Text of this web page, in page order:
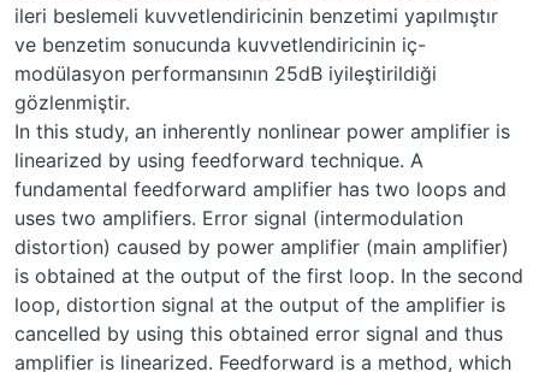
ileri beslemeli kuvvetlendiricinin benzetimi yapılmıştır
ve benzetim sonucunda kuvvetlendiricinin iç-
modülasyon performansının 25dB iyileştirildiği
gözlenmiştir.
In this study, an inherently nonlinear power amplifier is
linearized by using feedforward technique. A
fundamental feedforward amplifier has two loops and
uses two amplifiers. Error signal (intermodulation
distortion) caused by power amplifier (main amplifier)
is obtained at the output of the first loop. In the second
loop, distortion signal at the output of the amplifier is
cancelled by using this obtained error signal and thus
amplifier is linearized. Feedforward is a method, which